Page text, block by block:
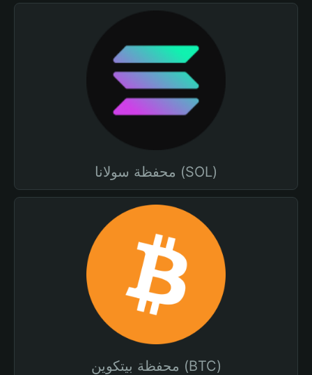
محفظة سولانا (SOL)
محفظة بيتكوين (BTC)